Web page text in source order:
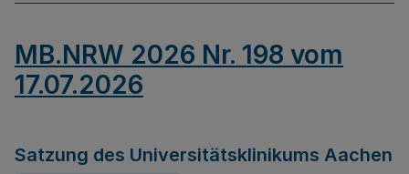
MB.NRW 2026 Nr. 198 vom
17.07.2026
Satzung des Universitätsklinikums Aachen